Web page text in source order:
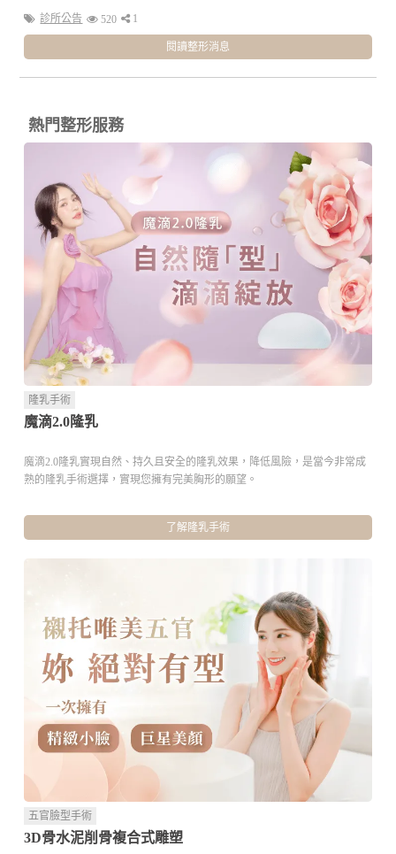
診所公告 520 1
閱讀整形消息
熱門整形服務
隆乳手術
魔滴2.0隆乳
魔滴2.0隆乳實現自然、持久且安全的隆乳效果，降低風險，是當今非常成
熟的隆乳手術選擇，實現您擁有完美胸形的願望。
了解隆乳手術
五官臉型手術
3D骨水泥削骨複合式雕塑